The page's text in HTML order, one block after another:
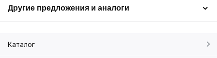
Другие предложения и аналоги
Каталог